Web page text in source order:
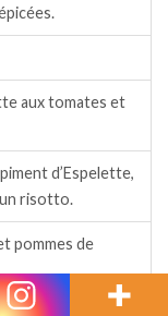
aux tomates et
d’Espelette,
risotto.
pommes de